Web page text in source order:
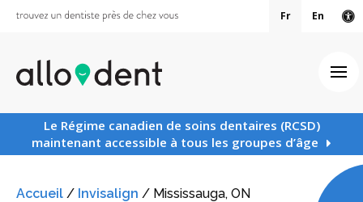
Fr En
Le Régime canadien de soins dentaires (RCSD)
maintenant accessible à tous les groupes d’âge
Accueil / Invisalign / Mississauga, ON